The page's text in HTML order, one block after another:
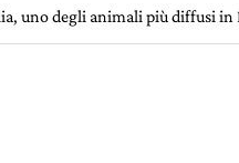
uno degli animali più diffusi in